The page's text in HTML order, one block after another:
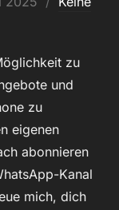
zu
und
zu
eigenen
abonnieren
Kanal
mich, dich